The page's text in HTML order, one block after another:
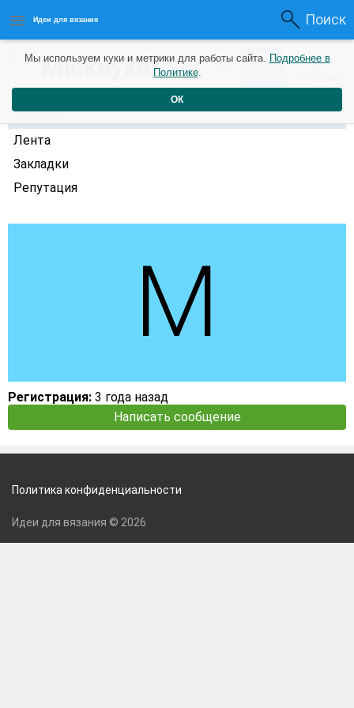
Идеи для вязания Поиск
Mickeykaf3 года назад 0 0
Профиль
Лента
Закладки
Репутация
Регистрация: 3 года назад
Написать сообщение
Мы используем куки и метрики для работы сайта. Подробнее в
Политике.
ОК
Политика конфиденциальности
Идеи для вязания © 2026